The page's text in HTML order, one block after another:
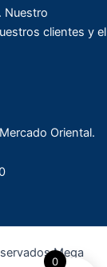
Nuestro
clientes y el
Oriental.
Mega
0